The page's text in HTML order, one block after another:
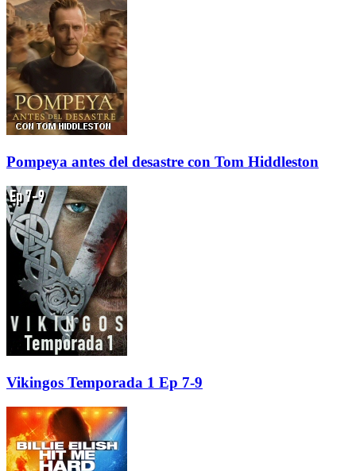
Pompeya antes del desastre con Tom Hiddleston
Vikingos Temporada 1 Ep 7-9